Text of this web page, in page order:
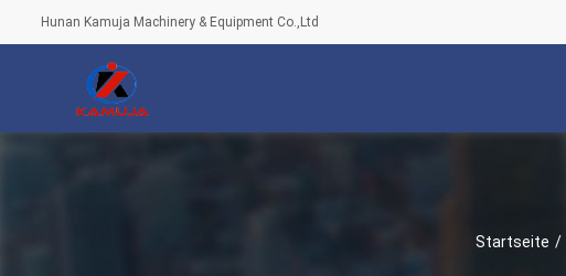
Hunan Kamuja Machinery & Equipment Co.,Ltd
Startseite /